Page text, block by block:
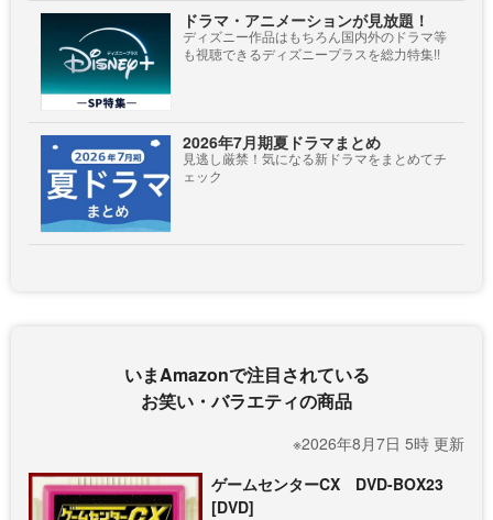
ドラマ・アニメーションが見放題！
ディズニー作品はもちろん国内外のドラマ等
も視聴できるディズニープラスを総力特集!!
2026年7月期夏ドラマまとめ
見逃し厳禁！気になる新ドラマをまとめてチ
ェック
いまAmazonで注目されている
お笑い・バラエティの商品
※2026年8月7日 5時 更新
ゲームセンターCX DVD-BOX23
[DVD]